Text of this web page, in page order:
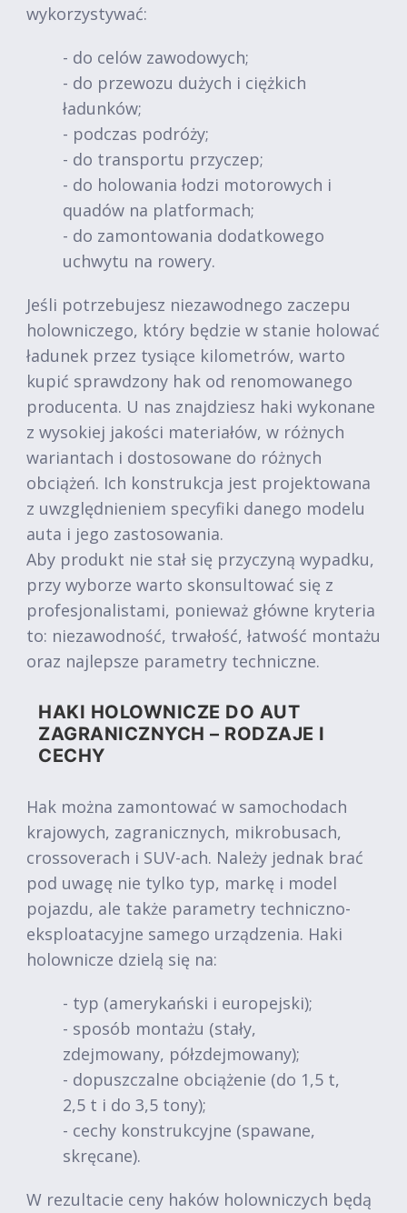
wykorzystywać:
- do celów zawodowych;
- do przewozu dużych i ciężkich
ładunków;
- podczas podróży;
- do transportu przyczep;
- do holowania łodzi motorowych i
quadów na platformach;
- do zamontowania dodatkowego
uchwytu na rowery.
Jeśli potrzebujesz niezawodnego zaczepu
holowniczego, który będzie w stanie holować
ładunek przez tysiące kilometrów, warto
kupić sprawdzony hak od renomowanego
producenta. U nas znajdziesz haki wykonane
z wysokiej jakości materiałów, w różnych
wariantach i dostosowane do różnych
obciążeń. Ich konstrukcja jest projektowana
z uwzględnieniem specyfiki danego modelu
auta i jego zastosowania.
Aby produkt nie stał się przyczyną wypadku,
przy wyborze warto skonsultować się z
profesjonalistami, ponieważ główne kryteria
to: niezawodność, trwałość, łatwość montażu
oraz najlepsze parametry techniczne.
HAKI HOLOWNICZE DO AUT
ZAGRANICZNYCH – RODZAJE I
CECHY
Hak można zamontować w samochodach
krajowych, zagranicznych, mikrobusach,
crossoverach i SUV-ach. Należy jednak brać
pod uwagę nie tylko typ, markę i model
pojazdu, ale także parametry techniczno-
eksploatacyjne samego urządzenia. Haki
holownicze dzielą się na:
- typ (amerykański i europejski);
- sposób montażu (stały,
zdejmowany, półzdejmowany);
- dopuszczalne obciążenie (do 1,5 t,
2,5 t i do 3,5 tony);
- cechy konstrukcyjne (spawane,
skręcane).
W rezultacie ceny haków holowniczych będą